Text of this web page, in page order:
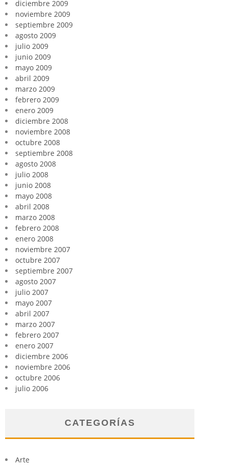
diciembre 2009
noviembre 2009
septiembre 2009
agosto 2009
julio 2009
junio 2009
mayo 2009
abril 2009
marzo 2009
febrero 2009
enero 2009
diciembre 2008
noviembre 2008
octubre 2008
septiembre 2008
agosto 2008
julio 2008
junio 2008
mayo 2008
abril 2008
marzo 2008
febrero 2008
enero 2008
noviembre 2007
octubre 2007
septiembre 2007
agosto 2007
julio 2007
mayo 2007
abril 2007
marzo 2007
febrero 2007
enero 2007
diciembre 2006
noviembre 2006
octubre 2006
julio 2006
CATEGORÍAS
Arte